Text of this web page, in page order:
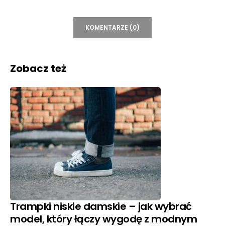
KOMENTARZE (0)
Zobacz też
Trampki niskie damskie – jak wybrać
model, który łączy wygodę z modnym